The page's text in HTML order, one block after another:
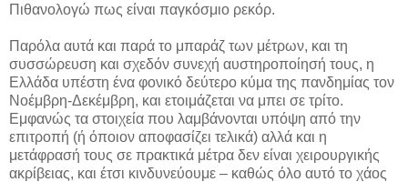
Πιθανολογώ πως είναι παγκόσμιο ρεκόρ.
Παρόλα αυτά και παρά το μπαράζ των μέτρων, και τη
συσσώρευση και σχεδόν συνεχή αυστηροποίησή τους, η
Ελλάδα υπέστη ένα φονικό δεύτερο κύμα της πανδημίας τον
Νοέμβρη-Δεκέμβρη, και ετοιμάζεται να μπει σε τρίτο.
Εμφανώς τα στοιχεία που λαμβάνονται υπόψη από την
επιτροπή (ή όποιον αποφασίζει τελικά) αλλά και η
μετάφρασή τους σε πρακτικά μέτρα δεν είναι χειρουργικής
ακρίβειας, και έτσι κινδυνεύουμε – καθώς όλο αυτό το χάος